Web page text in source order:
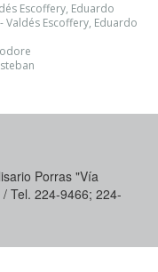
Escoffery, Eduardo
Escoffery, Eduardo
Porras "Vía
Tel. 224-9466; 224-